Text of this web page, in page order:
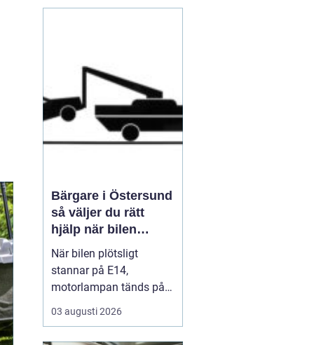
fordon och rätt ...
Bärgare i Östersund
så väljer du rätt
hjälp när bilen
stannar
När bilen plötsligt
stannar på E14,
motorlampan tänds på
väg hem från fjällen eller
en tung lastbil fastnar i
03 augusti 2026